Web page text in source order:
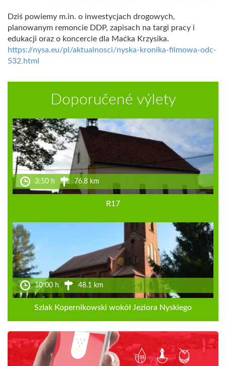
Dziś powiemy m.in. o inwestycjach drogowych,
planowanym remoncie DDP, zapisach na targi pracy i
edukacji oraz o koncercie dla Maćka Krzysika.
https://nysa.eu/pl/aktualnosci/nyska-kronika-filmowa-odc-
532.html
Doporučené výlety
3:50 h 76.8 km
R17
10:00 h 48.1 km
Szlak Kopernikowski wokół Jeziora Nyskiego